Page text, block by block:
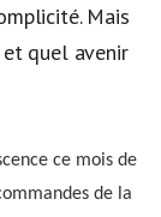
Mais
quel avenir
ce mois de
de la